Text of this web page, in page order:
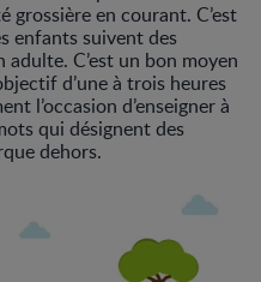
en courant. C’est
enfants suivent des
C’est un bon moyen
d’une à trois heures
l’occasion d’enseigner à
qui désignent des
dehors.